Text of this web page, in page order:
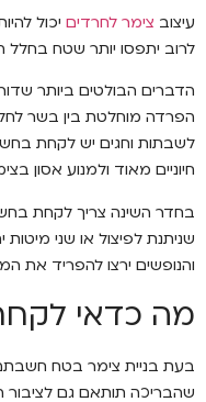
עיצוב צימר לחרדים יכול
לרוב יתפסו יותר שטח בחלל
הדברים הבולטים ביותר
הפרדה מוחלטת בין בשר
לשבתות וחגים יש לקחת
חיוניים מאוד ולמנוע אסון
בחדר השינה צריך לקחת
שניתנת לפיצול או שני
והנופשים ירצו להפריד את
מה כדאי
בעת בניית צימר בטח
שהבריכה תותאם גם לציבור